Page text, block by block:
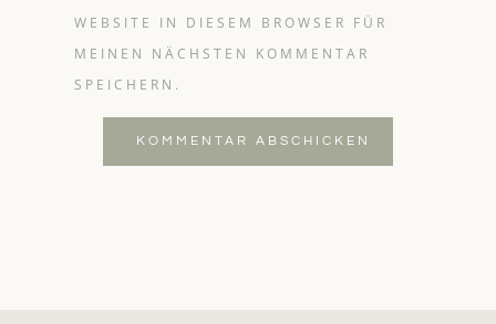
WEBSITE IN DIESEM BROWSER FÜR
MEINEN NÄCHSTEN KOMMENTAR
SPEICHERN.
KOMMENTAR ABSCHICKEN